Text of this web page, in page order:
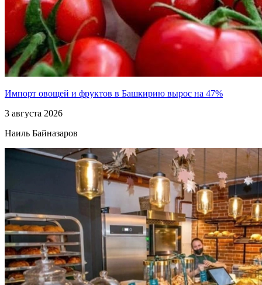
Импорт овощей и фруктов в Башкирию вырос на 47%
3 августа 2026
Наиль Байназаров